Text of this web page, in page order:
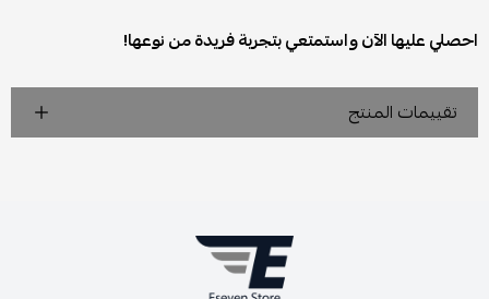
احصلي عليها الآن واستمتعي بتجربة فريدة من نوعها!
تقييمات المنتج